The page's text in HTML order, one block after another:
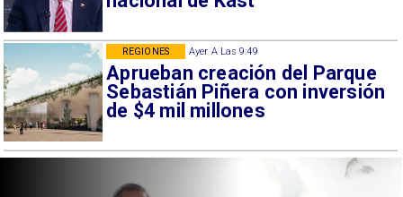
Ayer A Las 9:49
Aprueban creación del Parque
Sebastián Piñera con inversión
de $4 mil millones
REGIONES